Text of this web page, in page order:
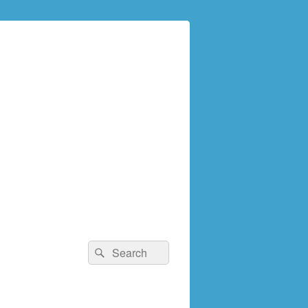
検
索:
検
索